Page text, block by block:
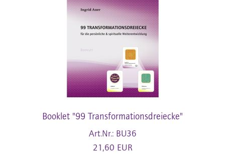
Booklet "99 Transformationsdreiecke"
Art.Nr.: BU36
21,60 EUR